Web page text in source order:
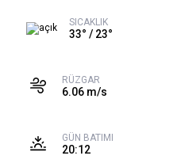
SICAKLIK
33° / 23°
RÜZGAR
6.06 m/s
GÜN BATIMI
20:12